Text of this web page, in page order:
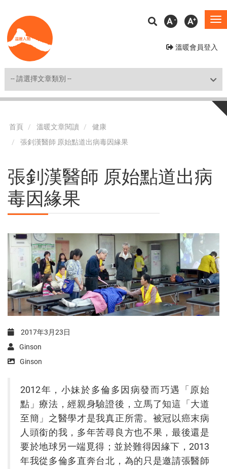
至
主
溫暖會員登入
A A
Shortcut
首頁 溫暖文章閱讀
健康
張釗漢醫師 原始點道出病毒因緣果
張釗漢醫師 原始點道出病
毒因緣果
2017年3月23日
Ginson
Ginson
2012年，小妹於多倫多因病發而巧遇「原始
點」療法，經親身驗證後，立馬了知這「大道
至簡」之醫學才是我真正所需。被冠以癌末病
人頭銜的我，多年苦尋良方也不果，最後還是
要於地球另一端覓得；並於難得因緣下，2013
年我從多倫多直奔台北，為的只是邀請張醫師